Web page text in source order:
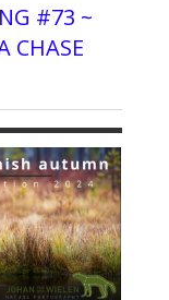
#73 ~
CHASE